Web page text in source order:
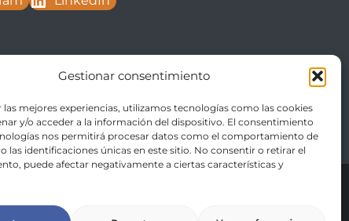
Gestionar consentimiento
las mejores experiencias, utilizamos tecnologías como las cookies
y/o acceder a la información del dispositivo. El consentimiento
nos permitirá procesar datos como el comportamiento de
las identificaciones únicas en este sitio. No consentir o retirar el
puede afectar negativamente a ciertas características y